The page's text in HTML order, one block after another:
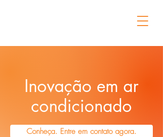
Inovação em ar
condicionado
Conheça. Entre em contato agora.